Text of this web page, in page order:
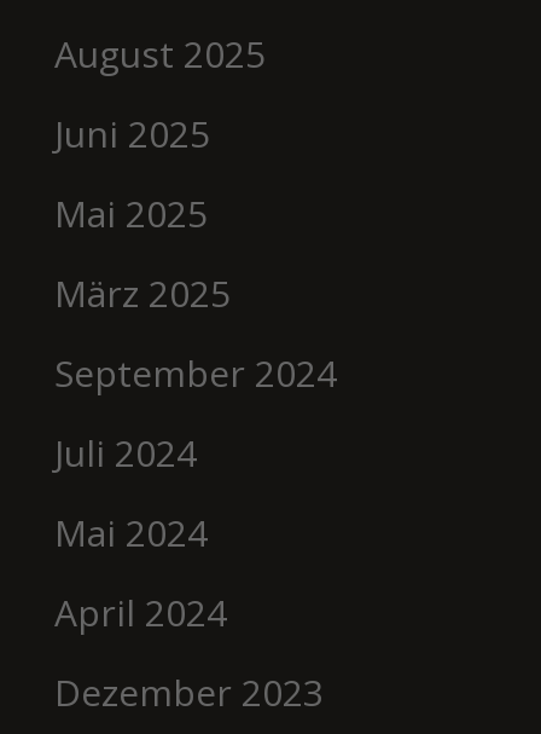
August 2025
Juni 2025
Mai 2025
März 2025
September 2024
Juli 2024
Mai 2024
April 2024
Dezember 2023